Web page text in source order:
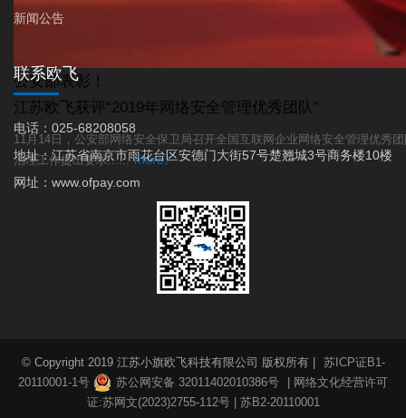
公安部表彰！
江苏欧飞获评“2019年网络安全管理优秀团队”
11月14日，公安部网络安全保卫局召开全国互联网企业网络安全管理优秀
治理工作提出要求...... more》
新闻公告
联系欧飞
电话：025-68208058
地址：江苏省南京市雨花台区安德门大街57号楚翘城3号商务楼10楼
网址：www.ofpay.com
© Copyright 2019 江苏小旗欧飞科技有限公司 版权所有 |
苏ICP证B1-
20110001-1号
苏公网安备 32011402010386号
| 网络文化经营许可
证:苏网文(2023)2755-112号 | 苏B2-20110001